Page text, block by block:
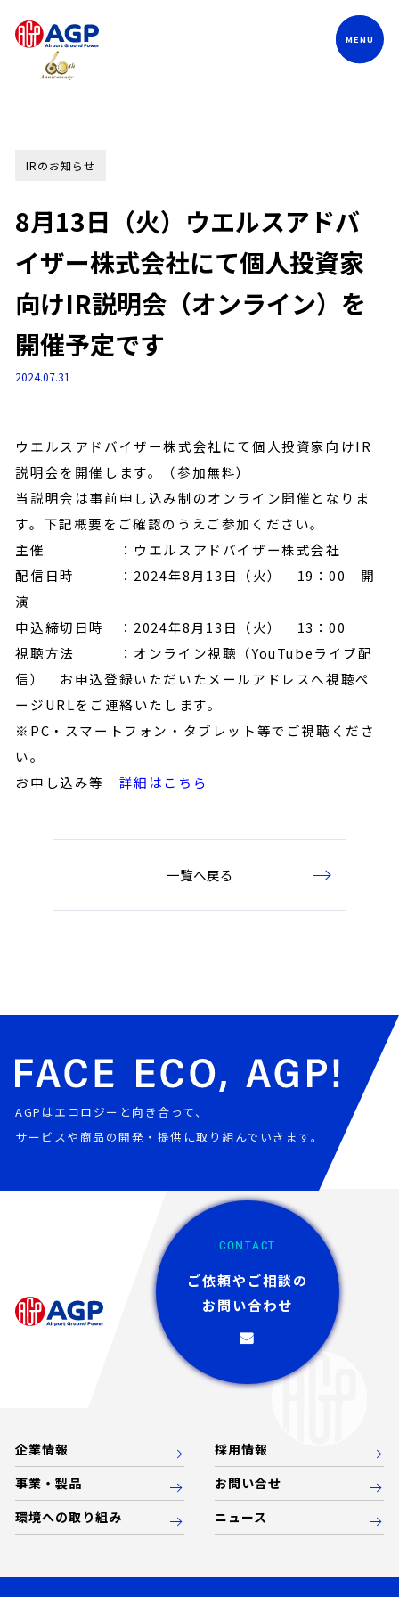
IRのお知らせ
8月13日（火）ウエルスアドバ
イザー株式会社にて個人投資家
向けIR説明会（オンライン）を
開催予定です
2024.07.31
ウエルスアドバイザー株式会社にて個人投資家向けIR
説明会を開催します。（参加無料）
当説明会は事前申し込み制のオンライン開催となりま
す。下記概要をご確認のうえご参加ください。
主催 ：ウエルスアドバイザー株式会社
配信日時 ：2024年8月13日（火） 19：00 開
演
申込締切日時 ：2024年8月13日（火） 13：00
視聴方法 ：オンライン視聴（YouTubeライブ配
信） お申込登録いただいたメールアドレスへ視聴ペ
ージURLをご連絡いたします。
※PC・スマートフォン・タブレット等でご視聴くださ
い。
お申し込み等 詳細はこちら
一覧へ戻る
AGPはエコロジーと向き合って、
サービスや商品の開発・提供に取り組んでいきます。
CONTACT
ご依頼やご相談の
お問い合わせ
企業情報
事業・製品
環境への取り組み
ニュース
採用情報
お問い合せ